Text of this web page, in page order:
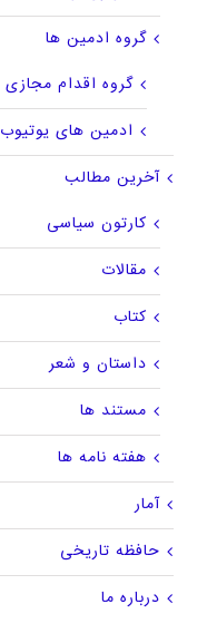
گروه ادمین ها
گروه اقدام مجازی
ادمین های یوتیوب
آخرین مطالب
کارتون سیاسی
مقالات
کتاب
داستان و شعر
مستند ها
هفته نامه ها
آمار
حافظه تاریخی
درباره ما